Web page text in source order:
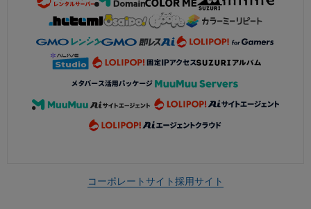
コーポレートサイト採用サイト